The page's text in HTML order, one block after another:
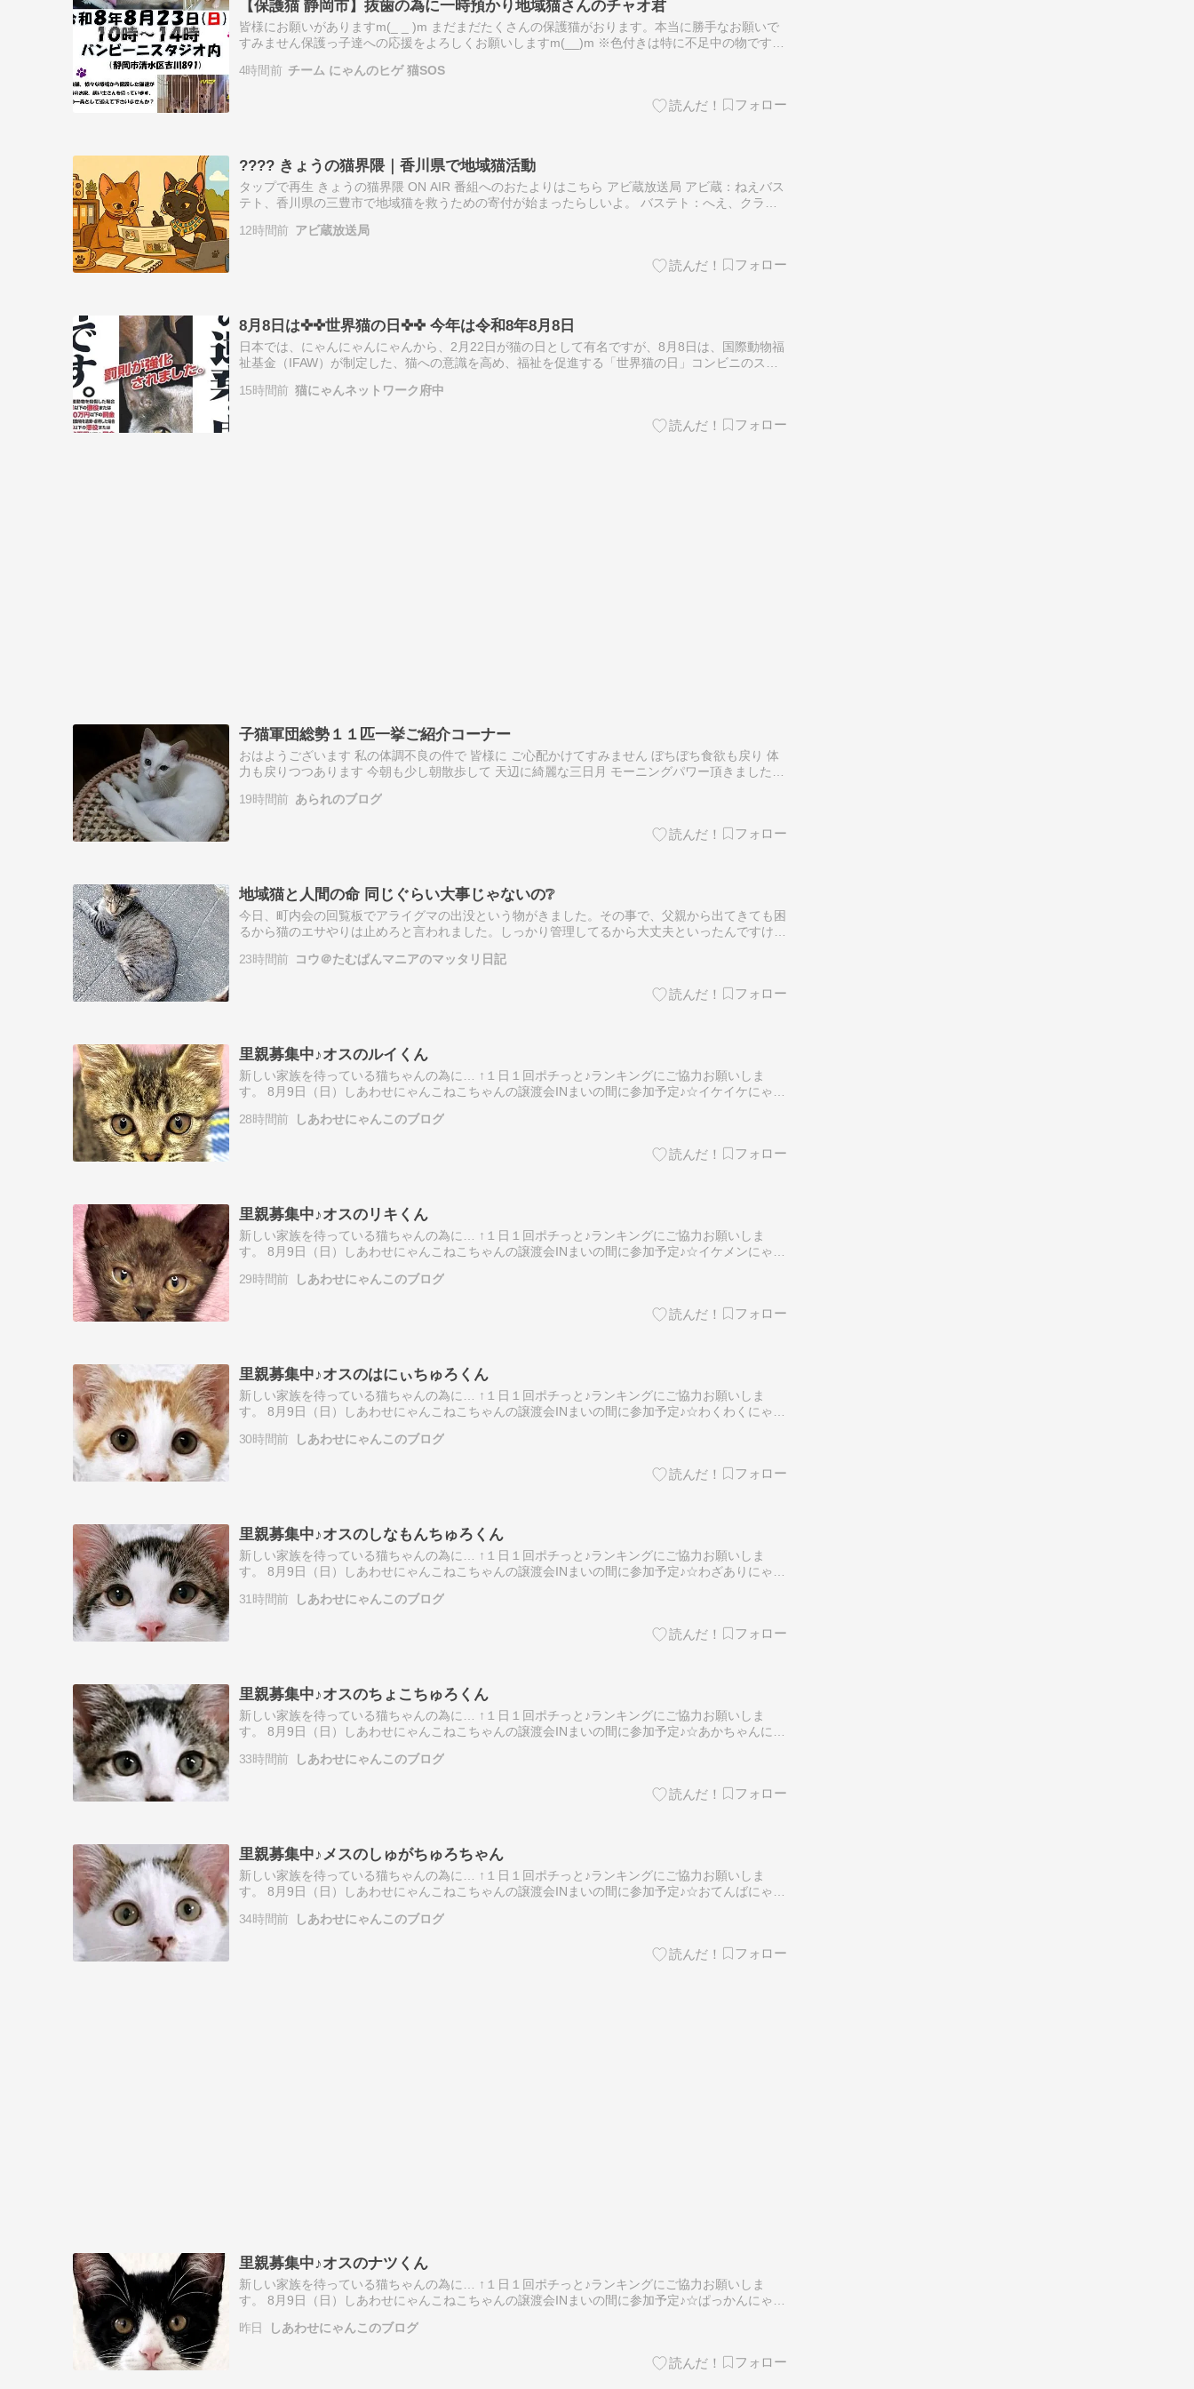
【保護猫 静岡市】抜歯の為に一時預かり地域猫さんのチャオ君
皆様にお願いがありますm(_ _ )m まだまだたくさんの保護猫がおります。本当に勝手なお願いで
すみません保護っ子達への応援をよろしくお願いしますm(__)m ※色付きは特に不足中の物です
ま…
4時間前 チーム にゃんのヒゲ 猫SOS
????️ きょうの猫界隈｜香川県で地域猫活動
タップで再生 きょうの猫界隈 ON AIR 番組へのおたよりはこちら アビ蔵放送局 アビ蔵：ねえバス
テト、香川県の三豊市で地域猫を救うための寄付が始まったらしいよ。 バステト：へえ、クラウ
け…
12時間前 アビ蔵放送局
8月8日は✜✜世界猫の日✜✜ 今年は令和8年8月8日
日本では、にゃんにゃんにゃんから、2月22日が猫の日として有名ですが、8月8日は、国際動物福
祉基金（IFAW）が制定した、猫への意識を高め、福祉を促進する「世界猫の日」コンビニのスイ
いる方は…
15時間前 猫にゃんネットワーク府中
子猫軍団総勢１１匹一挙ご紹介コーナー
おはようございます 私の体調不良の件で 皆様に ご心配かけてすみません ぼちぼち食欲も戻り 体
力も戻りつつあります 今朝も少し朝散歩して 天辺に綺麗な三日月 モーニングパワー頂きました
19時間前 あられのブログ
地域猫と人間の命 同じぐらい大事じゃないの❔
今日、町内会の回覧板でアライグマの出没という物がきました。その事で、父親から出てきても困
るから猫のエサやりは止めろと言われました。しっかり管理してるから大丈夫といったんですけ
の事で、1時間く…
23時間前 コウ＠たむぱんマニアのマッタリ日記
里親募集中♪オスのルイくん
新しい家族を待っている猫ちゃんの為に… ↑１日１回ポチっと♪ランキングにご協力お願いしま
す。 8月9日（日）しあわせにゃんこねこちゃんの譲渡会INまいの間に参加予定♪☆イケイケにゃん
の性…
28時間前 しあわせにゃんこのブログ
里親募集中♪オスのリキくん
新しい家族を待っている猫ちゃんの為に… ↑１日１回ポチっと♪ランキングにご協力お願いしま
す。 8月9日（日）しあわせにゃんこねこちゃんの譲渡会INまいの間に参加予定♪☆イケメンにゃん
の性…
29時間前 しあわせにゃんこのブログ
里親募集中♪オスのはにぃちゅろくん
新しい家族を待っている猫ちゃんの為に… ↑１日１回ポチっと♪ランキングにご協力お願いしま
す。 8月9日（日）しあわせにゃんこねこちゃんの譲渡会INまいの間に参加予定♪☆わくわくにゃん
◆猫…
30時間前 しあわせにゃんこのブログ
里親募集中♪オスのしなもんちゅろくん
新しい家族を待っている猫ちゃんの為に… ↑１日１回ポチっと♪ランキングにご協力お願いしま
す。 8月9日（日）しあわせにゃんこねこちゃんの譲渡会INまいの間に参加予定♪☆わざありにゃん
◆…
31時間前 しあわせにゃんこのブログ
里親募集中♪オスのちょこちゅろくん
新しい家族を待っている猫ちゃんの為に… ↑１日１回ポチっと♪ランキングにご協力お願いしま
す。 8月9日（日）しあわせにゃんこねこちゃんの譲渡会INまいの間に参加予定♪☆あかちゃんにゃ
◆…
33時間前 しあわせにゃんこのブログ
里親募集中♪メスのしゅがちゅろちゃん
新しい家族を待っている猫ちゃんの為に… ↑１日１回ポチっと♪ランキングにご協力お願いしま
す。 8月9日（日）しあわせにゃんこねこちゃんの譲渡会INまいの間に参加予定♪☆おてんばにゃん
ゃん…
34時間前 しあわせにゃんこのブログ
里親募集中♪オスのナツくん
新しい家族を待っている猫ちゃんの為に… ↑１日１回ポチっと♪ランキングにご協力お願いしま
す。 8月9日（日）しあわせにゃんこねこちゃんの譲渡会INまいの間に参加予定♪☆ぱっかんにゃん
キレ…
昨日 しあわせにゃんこのブログ